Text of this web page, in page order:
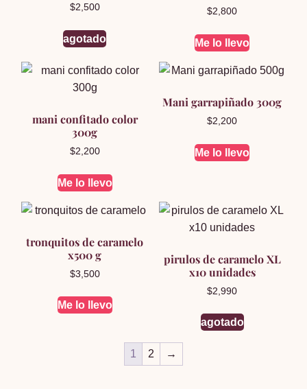
$2,500
agotado
$2,800
Me lo llevo
mani confitado color
300g
$2,200
Me lo llevo
Mani garrapiñado 300g
$2,200
Me lo llevo
tronquitos de caramelo
x500 g
$3,500
Me lo llevo
pirulos de caramelo XL
x10 unidades
$2,990
agotado
1 2 →